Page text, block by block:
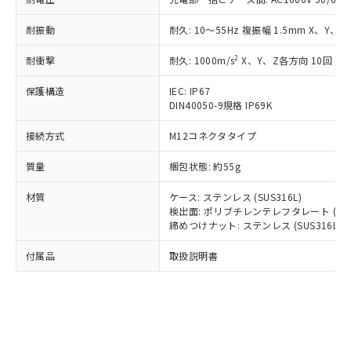
耐振動 耐久: 10～55Hz 複振幅 1.5mm X、Y、Z
耐衝撃 耐久: 1000m/s2 X、Y、Z各方向 10回
保護構造
IEC: IP67
DIN40050-9規格 IP69K
接続方式 M12コネクタタイプ
質量 梱包状態: 約55g
材質
ケース: ステンレス (SUS316L)
検出面: ポリブチレンテレフタレート
締めつけナット: ステンレス (SUS316L)
付属品 取扱説明書
タに基づき作成されるものであり、閲
覧された時点での実際の在庫および標
準価格とは異なる場合があることをご
了承ください。
正式な納期状況および標準価格はお客
様のお取引先、またはお客様担当のオ
ムロン制御機器販売店・当社販売員に
ご相談ください。
オムロン制御機器販売店や当社販売拠
販売ネットワーク
在庫状況および標準価格結果を当社の
事前の承諾なく第三者に漏洩または開
示しないようお願いします。
マイパーツ機能（部品リスト作成サー
ビス）をご利用いただくには、I-Web
メンバーズにご登録されている必要が
*EU RoHS指令（10物質）：
鉛(Pb) 1000ppm以下、 水銀(Hg) 1000ppm以下、 カド
ミウム(Cd) 100ppm以下、
六価クロム(Cr(Ⅵ)) 1000ppm以下、ポリ臭化ビフェニル
類(PBB) 1000ppm以下、ポリ臭化ジフェニルエーテル類
(PBDE) 1000ppm以下、フタル酸ビス(2-エチルヘキシ
ル) (DEHP)(別名：DOP) 1000ppm以下、フタル酸ブチ
ルベンジル（BBP） 1000ppm以下、フタル酸ジブチル
（DBP） 1000ppm以下、フタル酸ジイソブチル
但し、RoHS指令で産業用監視および制御機器に対する
適用除外項目は除く。
フタル酸エステル類の４物質については閾値を超える意
図的な使用がないことを確認しています。
部品在庫の切り替え状況などにより、予定
月が前後することがあります。
*中国RoHS10物質の基準値 (GB/T26572)：
Pb(鉛) :1000ppm、 Hg(水銀) : 1000ppm、 Cd(カドミウ
Cr(Ⅵ)(六価クロム) : 1000ppm、 PBBs(ポリ臭化ビフェ
ニル類) : 1000ppm、 PBDEs(ポリ臭化ジフェニルエーテ
DBP(フタル酸ジブチル) : 1000ppm、 DIBP(フタル酸ジ
イソブチル) : 1000ppm、 BBP(フタル酸ブチルベンジ
DEHP(フタル酸ビス(2-エチルヘキシル)) : 1000ppm
※2 環境保護使用期限
「ｅ」：有害物質（10物質）のすべてが基
準値以下であることを示します。
「10」：通常の使用状況下において有害物
質が外部に漏えいし、環境に深刻な影響を
及ぼさない年数を意味します。
または国外への提供する場合は、日本
国政府の輸出許可(または役務取引許
可)を取得するなどの必要な手続きを
当社は規制貨物を破棄する場合は、完
全に破砕するなど、違法に輸出されな
いよう必要な手段を講じます。
当社は貴社製品を、核兵器、ミサイ
ル、化学兵器、生物兵器またはその他
武器並びにこれらの製造装置等に一切
使用いたしません。
当社は、貴社製品を第三者に販売する
場合は、上記1、2および3の内容を当
該第三者に通知します。また当社は、
販売先および販売に係わる関係者が違
法に輸出するおそれがある場合は、取
り引きをいたしません。
一定数以上の在庫あり
一定数には満たないが在庫あり
在庫なし(最新の在庫状況につ
いては、お客様のお取引先、ま
たはお客様担当のオムロン制御
機器販売店・当社販売員にご確
認ください)
受注生産機種、また在庫状況の
情報を公開していない機種